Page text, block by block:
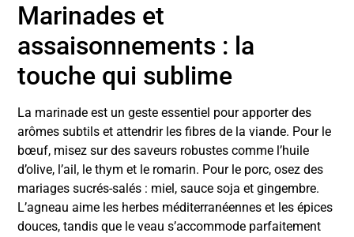
Marinades et
assaisonnements : la
touche qui sublime
La marinade est un geste essentiel pour apporter des
arômes subtils et attendrir les fibres de la viande. Pour le
bœuf, misez sur des saveurs robustes comme l’huile
d’olive, l’ail, le thym et le romarin. Pour le porc, osez des
mariages sucrés-salés : miel, sauce soja et gingembre.
L’agneau aime les herbes méditerranéennes et les épices
douces, tandis que le veau s’accommode parfaitement